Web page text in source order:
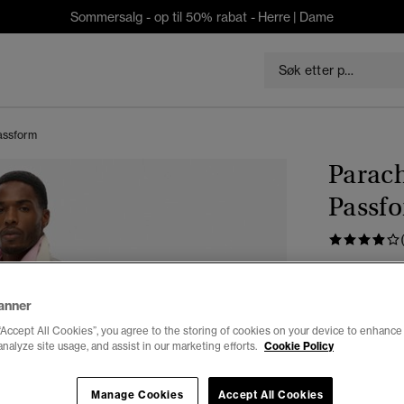
Sommersalg - op til 50% rabat - Herre | Dame
kr
Farge:
All Cookies”, you agree to the storing of cookies on your device to
site usage, and assist in our marketing efforts. Cookie Policy
Accept All Cookies
Manage Cookies